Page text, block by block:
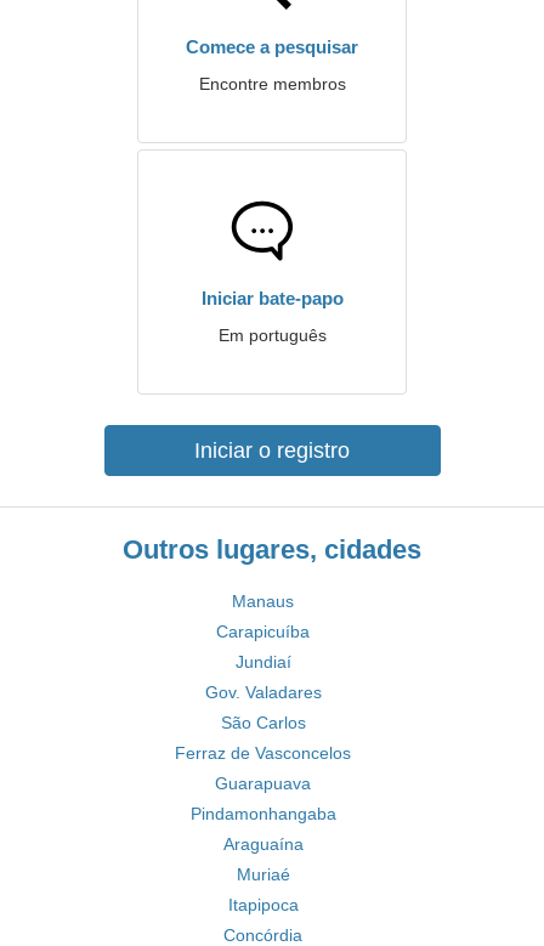
Comece a pesquisar
Encontre membros
Iniciar bate-papo
Em português
Iniciar o registro
Outros lugares, cidades
Manaus
Carapicuíba
Jundiaí
Gov. Valadares
São Carlos
Ferraz de Vasconcelos
Guarapuava
Pindamonhangaba
Araguaína
Muriaé
Itapipoca
Concórdia